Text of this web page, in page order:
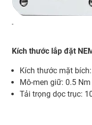
-
Kích thước lắp đặt
Kích thước mặt
Mô-men giữ: 0.5 Nm
Tải trọng dọc trục: